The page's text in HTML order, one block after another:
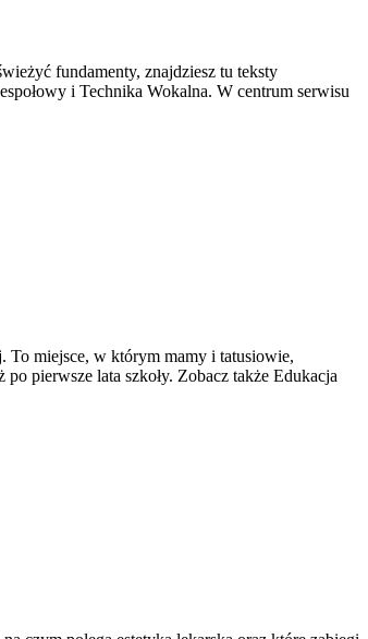
fundamenty, znajdziesz tu teksty
i Technika Wokalna. W centrum serwisu
To miejsce, w którym mamy i tatusiowie,
pierwsze lata szkoły. Zobacz także Edukacja